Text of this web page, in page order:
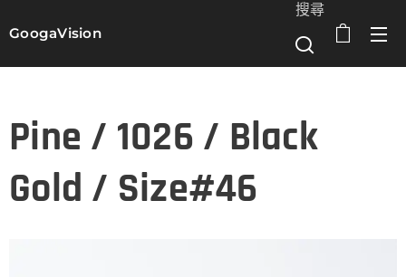
GoogaVision
搜尋
Pine / 1026 / Black
Gold / Size#46